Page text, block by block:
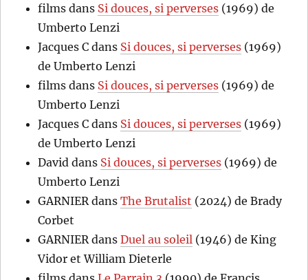
films dans Si douces, si perverses (1969) de
Umberto Lenzi
Jacques C dans Si douces, si perverses (1969)
de Umberto Lenzi
films dans Si douces, si perverses (1969) de
Umberto Lenzi
Jacques C dans Si douces, si perverses (1969)
de Umberto Lenzi
David dans Si douces, si perverses (1969) de
Umberto Lenzi
GARNIER dansThe Brutalist (2024) de Brady
Corbet
GARNIER dansDuel au soleil (1946) de King
Vidor et William Dieterle